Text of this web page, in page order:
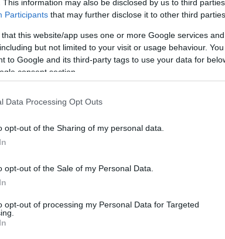
This information may also be disclosed by us to third
Participants that may further disclose it to other third parties.
that this website/app uses one or more Google services
but not limited to your visit or usage behaviour.
to Google and its third-party tags to use your data for
consent section.
Data Processing Opt Outs
opt-out of the Sharing of my personal data.
opt-out of the Sale of my Personal Data.
opt-out of processing my Personal Data for Targeted
film rendezője - a szerk.] átemelte a többi Thor-
vicceskedett. Az első Thor-filmben például
volt, amikor kalapácsát egy
néhány dologgal a Bosszúállók: Ultron